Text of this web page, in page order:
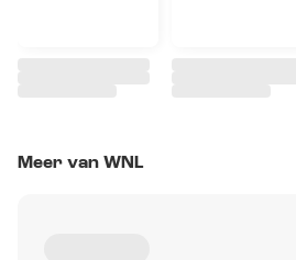
Meer van WNL